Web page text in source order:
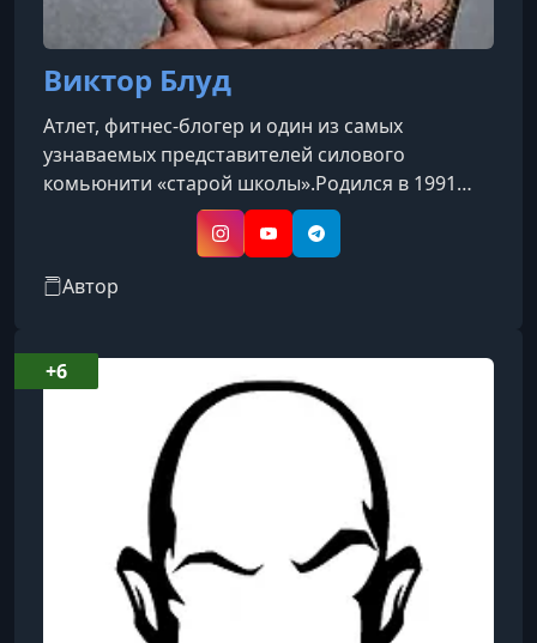
Виктор Блуд
Атлет, фитнес-блогер и один из самых
узнаваемых представителей силового
комьюнити «старой школы».Родился в 1991
году в Санкт-Петербурге и с юности занимался
различными видами спорта, включая
развитии силы и стал известен благодаря
трюкам. Является мастером спорта
международного класса по армлифтингу и
установил мировой рекорд в упражнении
Rolling Thunder в своей весовой кат
InstagramYouTubeTelegram
Автор
+6